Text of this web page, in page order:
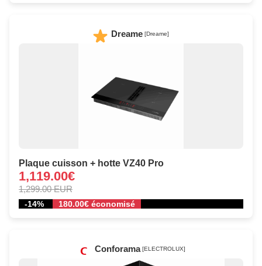
Dreame [Dreame]
Plaque cuisson + hotte VZ40 Pro
1,119.00€
1,299.00 EUR
-14% 180.00€ économisé
Conforama [ELECTROLUX]